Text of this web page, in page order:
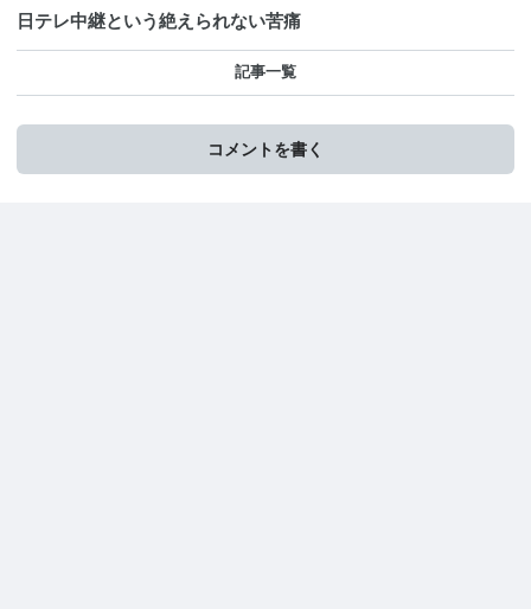
日テレ中継という絶えられない苦痛
記事一覧
コメントを書く